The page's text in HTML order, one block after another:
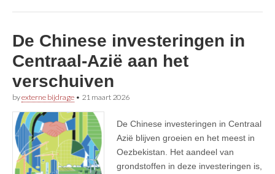
De Chinese investeringen in
Centraal-Azië aan het
verschuiven
byexterne bijdrage • 21 maart 2026
De Chinese investeringen in Centraal
Azië blijven groeien en het meest in
Oezbekistan. Het aandeel van
grondstoffen in deze investeringen is,